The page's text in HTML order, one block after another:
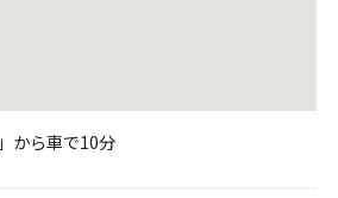
から車で10分